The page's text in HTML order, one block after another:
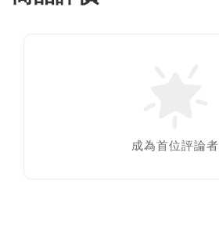
成為首位評論者